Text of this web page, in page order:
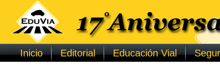
Inicio Editorial Educación Vial